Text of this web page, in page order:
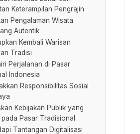
Keterampilan Pengrajin
Pengalaman Wisata
Autentik
Kembali Warisan
Tradisi
Perjalanan di Pasar
Indonesia
Responsibilitas Sosial
Kebijakan Publik yang
pada Pasar Tradisional
Tantangan Digitalisasi